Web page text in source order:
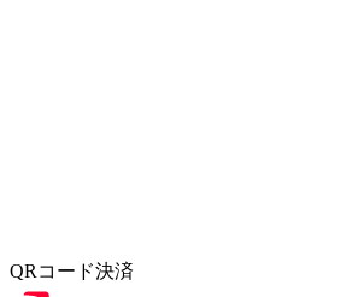
QRコード決済